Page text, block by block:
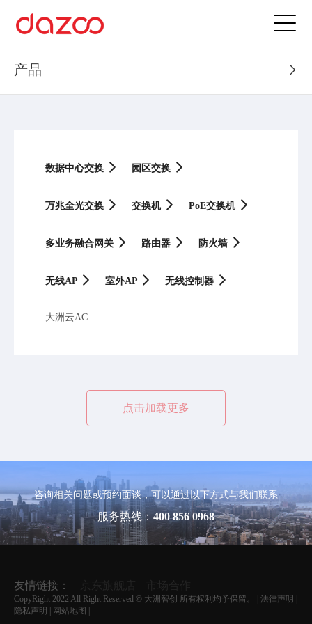
产品
数据中心交换 园区交换
万兆全光交换 交换机 PoE交换机
多业务融合网关 路由器 防火墙
无线AP 室外AP 无线控制器
大洲云AC
点击加载更多
咨询相关问题或预约面谈，可以通过以下方式与我们联系
服务热线： 400 856 0968
友情链接：
CopyRight 2022 All Right Reserved © 大洲智创 所有权利均予保留。 | 法律声明
隐私声明
网站地图